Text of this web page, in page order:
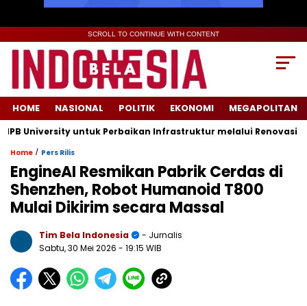
SCROLL TO CONTINUE WITH CONTENT
HOME NASIONAL POLITIK EKONOMI MEGAPOLITAN
untuk Perbaikan Infrastruktur melalui Renovasi Ruang
Home / Pers Rilis
EngineAI Resmikan Pabrik Cerdas di
Shenzhen, Robot Humanoid T800
Mulai Dikirim secara Massal
Tim Bela Indonesia
- Jurnalis
Sabtu, 30 Mei 2026 - 19:15 WIB